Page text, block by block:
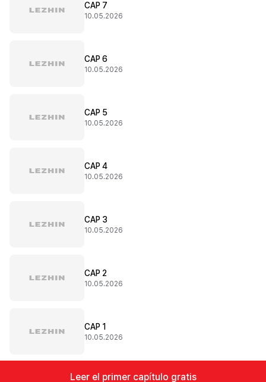
CAP 7
10.05.2026
CAP 6
10.05.2026
CAP 5
10.05.2026
CAP 4
10.05.2026
CAP 3
10.05.2026
CAP 2
10.05.2026
CAP 1
10.05.2026
Leer el primer capítulo gratis